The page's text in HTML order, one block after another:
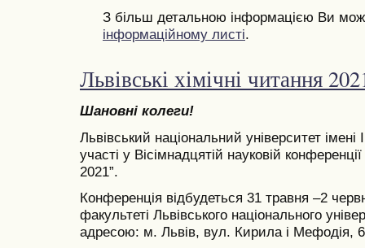
З більш детальною інформацією Ви
інформаційному листі.
Львівські хімічні читання
Шановні колеги!
Львівський національний університет
участі у Вісімнадцятій науковій конференції
2021”.
Конференція відбудеться 31 травня –2
факультеті Львівського національного
адресою: м. Львів, вул. Кирила і Мефодія,